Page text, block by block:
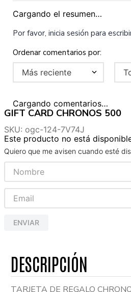
Cargando el resumen…
Por favor, inicia sesión para
Más reciente
Cargando comentarios…
GIFT CARD CHRONOS 500
SKU: ogc-124-7V74J
Este producto no está
Quiero que me avisen cuando esté
ENVIAR
TARJETA DE REGALO